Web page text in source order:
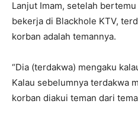
Lanjut Imam, setelah
bekerja di Blackhole KTV,
korban adalah temannya.
“Dia (terdakwa) mengaku
Kalau sebelumnya terdakwa
korban diakui teman dari